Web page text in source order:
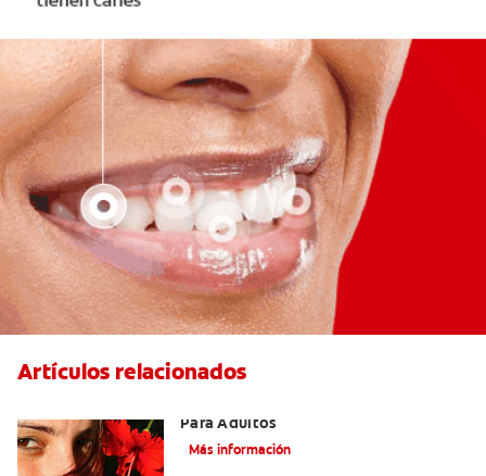
Artículos relacionados
Para Adultos
Más información